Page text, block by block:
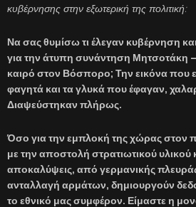
κυβέρνησης στην εξωτερική της πολιτική:
Να σας θυμίσω τι έλεγαν κυβέρνηση
για την άτυπη συνάντηση Μητσοτάκη
καιρό στον Βόσπορο; Την εικόνα που
φαγητά και τα γλυκά που έφαγαν,
Διαψεύστηκαν πλήρως.
Όσο για την εμπλοκή της χώρας στον
με την αποστολή στρατιωτικού υλικού
αποκαλύψεις, από γερμανικής
ανταλλαγή αρμάτων, δημιουργούν
το εθνικό μας συμφέρον. Είμαστε η